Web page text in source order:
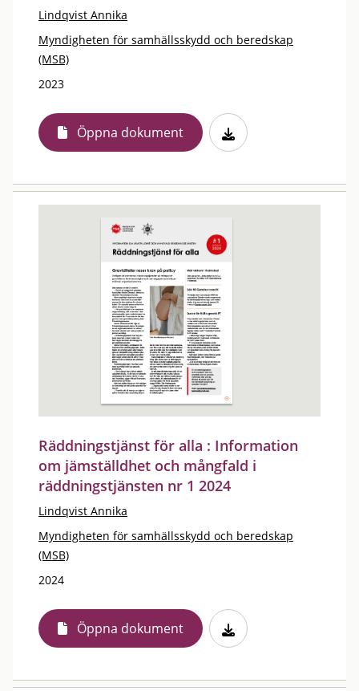
Lindqvist Annika
Myndigheten för samhällsskydd och beredskap
(MSB)
2023
Öppna dokument
Räddningstjänst för alla : Information
om jämställdhet och mångfald i
räddningstjänsten nr 1 2024
Lindqvist Annika
Myndigheten för samhällsskydd och beredskap
(MSB)
2024
Öppna dokument